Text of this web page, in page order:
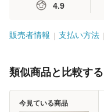
4.9
販売者情報 支払い方法
類似商品と比較する
今見ている商品